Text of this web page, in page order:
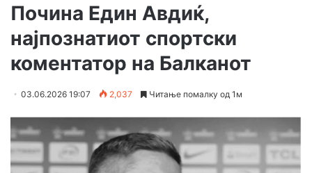
Почина Един Авдиќ,
најпознатиот спортски
коментатор на Балканот
03.06.2026 19:07 2,037 Читање помалку од 1м